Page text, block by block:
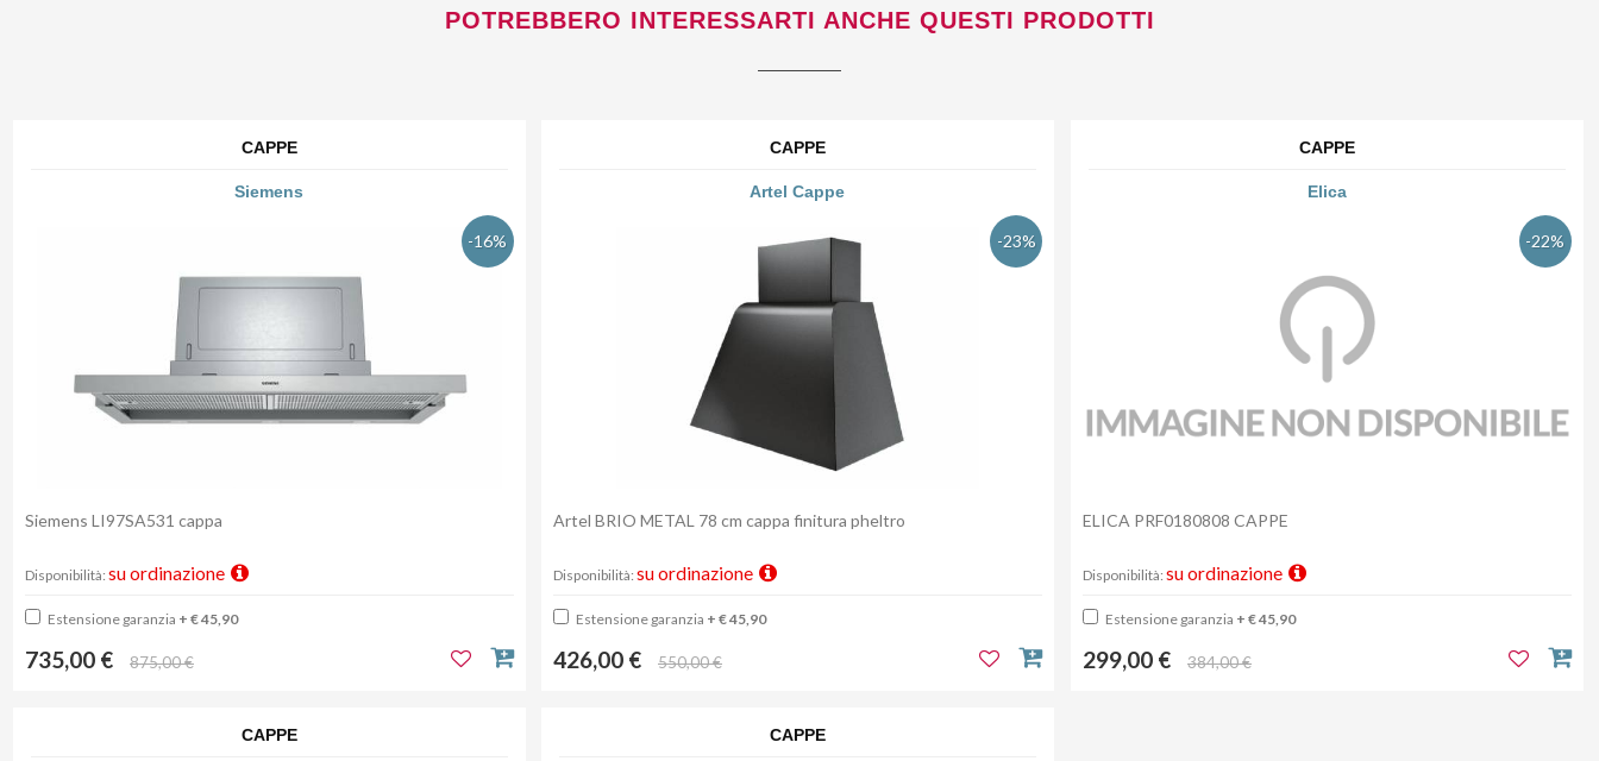
POTREBBERO INTERESSARTI ANCHE QUESTI PRODOTTI
CAPPE
Siemens
-16%
Siemens LI97SA531 cappa
Disponibilità: su ordinazione
Estensione garanzia + € 45,90
735,00 € 875,00 €
CAPPE
Artel Cappe
-23%
Artel BRIO METAL 78 cm cappa finitura pheltro
Disponibilità: su ordinazione
Estensione garanzia + € 45,90
426,00 € 550,00 €
CAPPE
Elica
-22%
ELICA PRF0180808 CAPPE
Disponibilità: su ordinazione
Estensione garanzia + € 45,90
299,00 € 384,00 €
CAPPE CAPPE